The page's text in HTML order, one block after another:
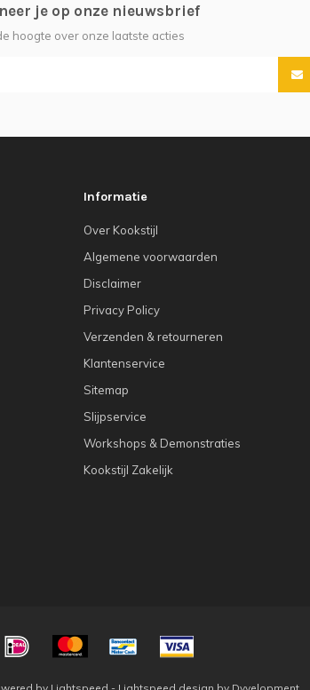
je op onze nieuwsbrief
hoogte over onze laatste acties
Informatie
Over Kookstijl
Algemene voorwaarden
Disclaimer
Privacy Policy
Verzenden & retourneren
Klantenservice
Sitemap
Slijpservice
Workshops & Demonstraties
Kookstijl Zakelijk